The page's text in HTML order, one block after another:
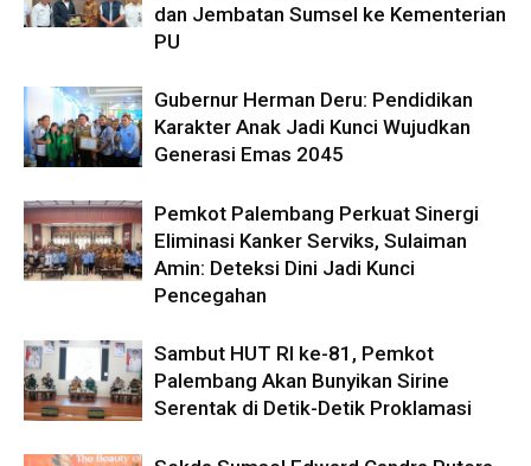
dan Jembatan Sumsel ke Kementerian
PU
Gubernur Herman Deru: Pendidikan
Karakter Anak Jadi Kunci Wujudkan
Generasi Emas 2045
Pemkot Palembang Perkuat Sinergi
Eliminasi Kanker Serviks, Sulaiman
Amin: Deteksi Dini Jadi Kunci
Pencegahan
Sambut HUT RI ke-81, Pemkot
Palembang Akan Bunyikan Sirine
Serentak di Detik-Detik Proklamasi